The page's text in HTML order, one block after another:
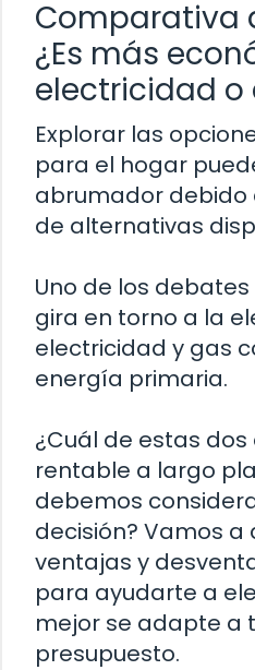
Comparativa
¿Es más
electricidad o
Explorar las
para el hogar
abrumador
de alternativas
Uno de los
gira en torno a la
electricidad y gas
energía primaria.
¿Cuál de estas
rentable a largo
debemos
decisión? Vamos a
ventajas y
para ayudarte a
mejor se adapte a
presupuesto.